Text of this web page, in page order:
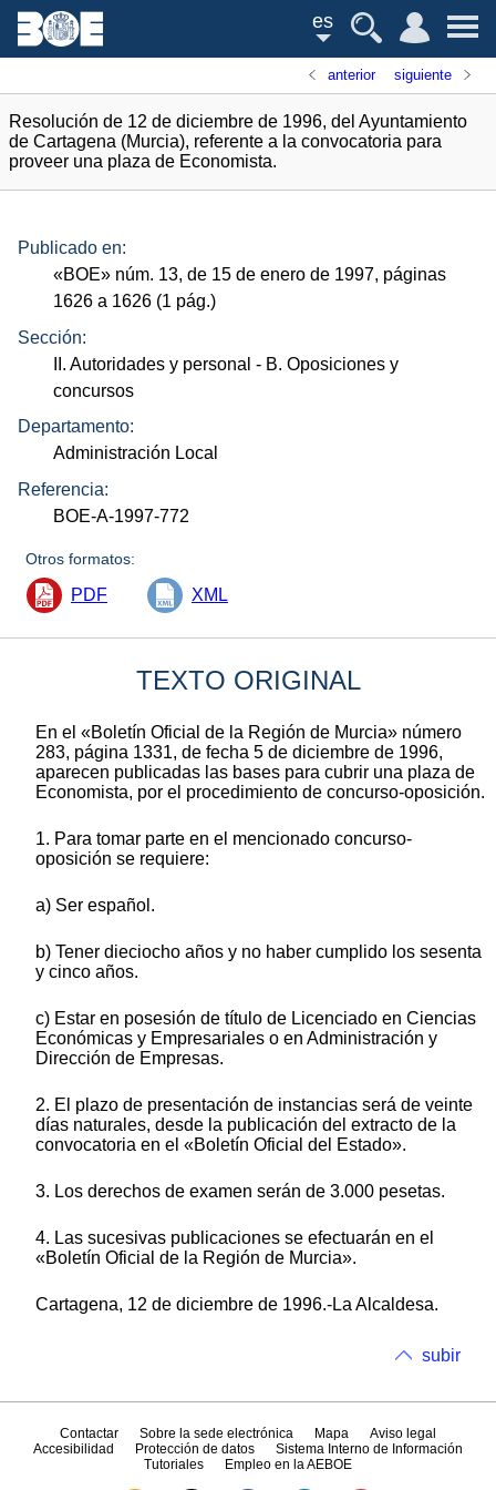
es
anterior siguiente
Resolución de 12 de diciembre de 1996, del Ayuntamiento
de Cartagena (Murcia), referente a la convocatoria para
proveer una plaza de Economista.
Publicado en:
«BOE» núm. 13, de 15 de enero de 1997, páginas
1626 a 1626 (1 pág.)
Sección:
II. Autoridades y personal - B. Oposiciones y
concursos
Departamento:
Administración Local
Referencia:
BOE-A-1997-772
Otros formatos:
PDF XML
TEXTO ORIGINAL
En el «Boletín Oficial de la Región de Murcia» número
283, página 1331, de fecha 5 de diciembre de 1996,
aparecen publicadas las bases para cubrir una plaza de
Economista, por el procedimiento de concurso-oposición.
1. Para tomar parte en el mencionado concurso-
oposición se requiere:
a) Ser español.
b) Tener dieciocho años y no haber cumplido los sesenta
y cinco años.
c) Estar en posesión de título de Licenciado en Ciencias
Económicas y Empresariales o en Administración y
Dirección de Empresas.
2. El plazo de presentación de instancias será de veinte
días naturales, desde la publicación del extracto de la
convocatoria en el «Boletín Oficial del Estado».
3. Los derechos de examen serán de 3.000 pesetas.
4. Las sucesivas publicaciones se efectuarán en el
«Boletín Oficial de la Región de Murcia».
Cartagena, 12 de diciembre de 1996.-La Alcaldesa.
subir
Contactar Sobre la sede electrónica Mapa
Aviso legal
Accesibilidad
Protección de datos
Sistema Interno de Información
Tutoriales
Empleo en la AEBOE